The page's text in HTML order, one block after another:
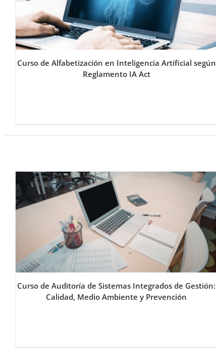
Curso de Alfabetización en Inteligencia Artificial según
Reglamento IA Act
Curso de Auditoría de Sistemas Integrados de Gestión:
Calidad, Medio Ambiente y Prevención